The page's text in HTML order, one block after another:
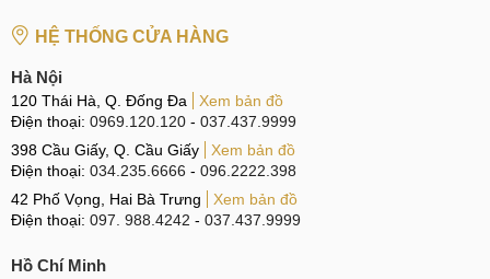
HỆ THỐNG CỬA HÀNG
Hà Nội
120 Thái Hà, Q. Đống Đa
Xem bản đồ
Điện thoại: 0969.120.120 - 037.437.9999
398 Cầu Giấy, Q. Cầu Giấy
Xem bản đồ
Điện thoại: 034.235.6666 - 096.2222.398
42 Phố Vọng, Hai Bà Trưng
Xem bản đồ
Điện thoại: 097. 988.4242 - 037.437.9999
Hồ Chí Minh